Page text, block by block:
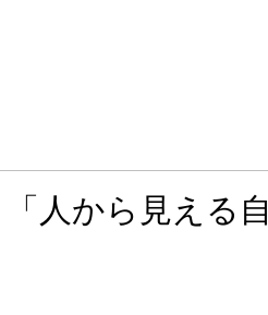
人から見える自